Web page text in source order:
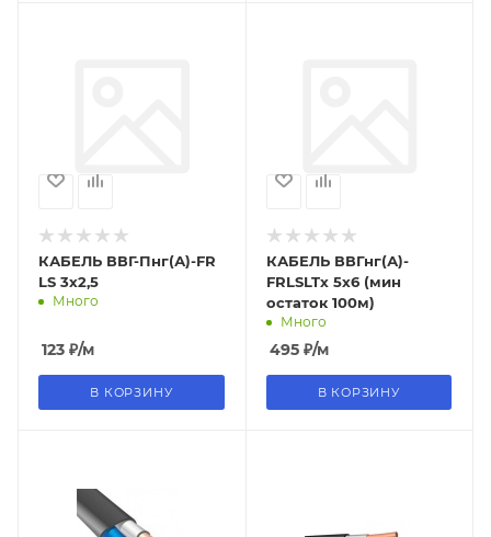
КАБЕЛЬ ВВГ-Пнг(А)-FR
LS 3х2,5
Много
123 ₽/м
В КОРЗИНУ
КАБЕЛЬ ВВГнг(А)-
FRLSLTx 5х6 (мин
остаток 100м)
Много
495₽/м
В КОРЗИНУ